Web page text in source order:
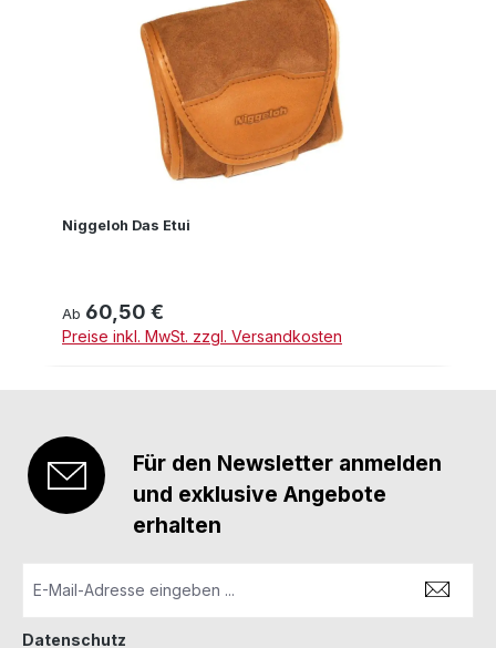
Niggeloh Das Etui
Regulärer Preis:
Ab 60,50 €
Preise inkl. MwSt. zzgl. Versandkosten
Für den Newsletter anmelden
und exklusive Angebote
erhalten
Datenschutz